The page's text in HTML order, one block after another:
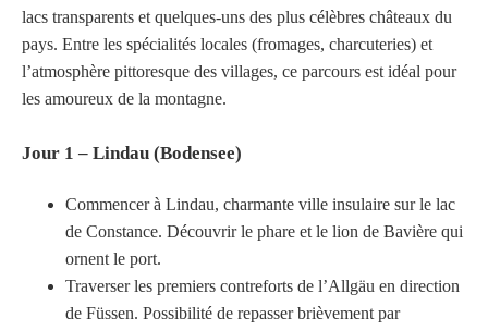
lacs transparents et quelques-uns des plus célèbres châteaux du
pays. Entre les spécialités locales (fromages, charcuteries) et
l’atmosphère pittoresque des villages, ce parcours est idéal pour
les amoureux de la montagne.
Jour 1 – Lindau (Bodensee)
Commencer à Lindau, charmante ville insulaire sur le lac
de Constance. Découvrir le phare et le lion de Bavière qui
ornent le port.
Traverser les premiers contreforts de l’Allgäu en direction
de Füssen. Possibilité de repasser brièvement par